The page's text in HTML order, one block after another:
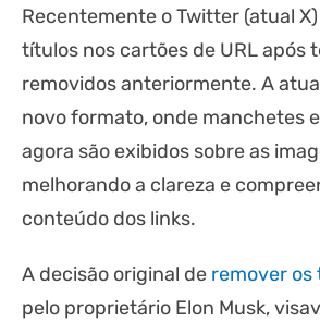
Recentemente o Twitter (atual
títulos nos cartões de URL após
removidos anteriormente. A
novo formato, onde manchetes
agora são exibidos sobre as
melhorando a clareza e
conteúdo dos links.
A decisão original de remover os
pelo proprietário Elon Musk,